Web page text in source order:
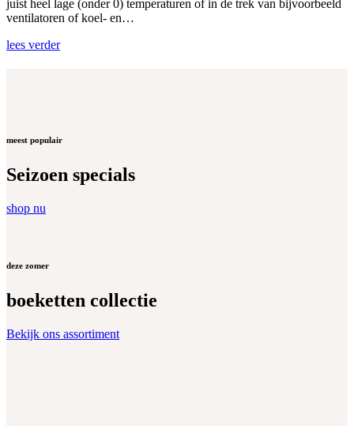
juist heel lage (onder 0) temperaturen of in de trek van bijvoorbeeld
ventilatoren of koel- en…
lees verder
meest populair
Seizoen specials
shop nu
deze zomer
boeketten collectie
Bekijk ons assortiment